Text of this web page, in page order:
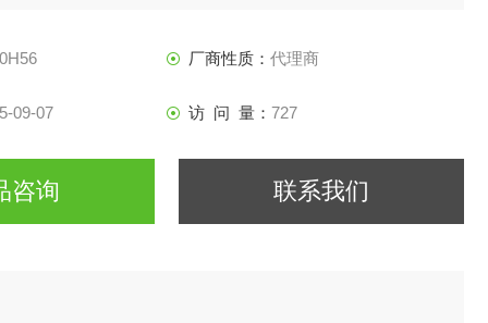
厂商性质： 代理商
09-07 访 问 量： 727
咨询 联系我们